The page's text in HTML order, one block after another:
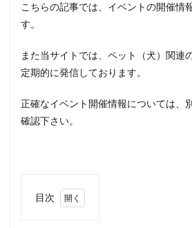
こちらの記事では、イベントの開催情
す。
また当サイトでは、ペット（犬）関連
定期的に発信しております。
正確なイベント開催情報については、
確認下さい。
目次